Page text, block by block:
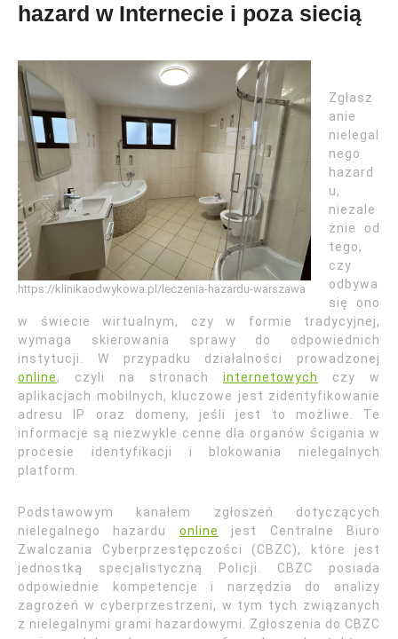
hazard w Internecie i poza siecią
https://klinikaodwykowa.pl/leczenia-hazardu-warszawa
Zgłasz
anie
nielegal
nego
hazard
u,
niezale
żnie od
tego,
czy
odbywa
się ono
w świecie wirtualnym, czy w formie tradycyjnej,
wymaga skierowania sprawy do odpowiednich
instytucji. W przypadku działalności prowadzonej
online, czyli na stronach internetowych
czy w
aplikacjach mobilnych, kluczowe jest zidentyfikowanie
adresu IP oraz domeny, jeśli jest to możliwe. Te
informacje są niezwykle cenne dla organów ścigania w
procesie identyfikacji i blokowania nielegalnych
platform.
Podstawowym kanałem zgłoszeń dotyczących
nielegalnego hazardu online
jest Centralne Biuro
Zwalczania Cyberprzestępczości (CBZC), które jest
jednostką specjalistyczną Policji. CBZC posiada
odpowiednie kompetencje i narzędzia do analizy
zagrożeń w cyberprzestrzeni, w tym tych związanych
z nielegalnymi grami hazardowymi. Zgłoszenia do CBZC